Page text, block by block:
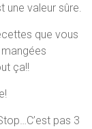
une valeur sûre.
que vous
mangées
ça!!
pas 3